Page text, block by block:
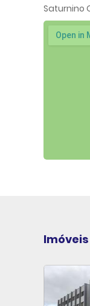
Saturnino